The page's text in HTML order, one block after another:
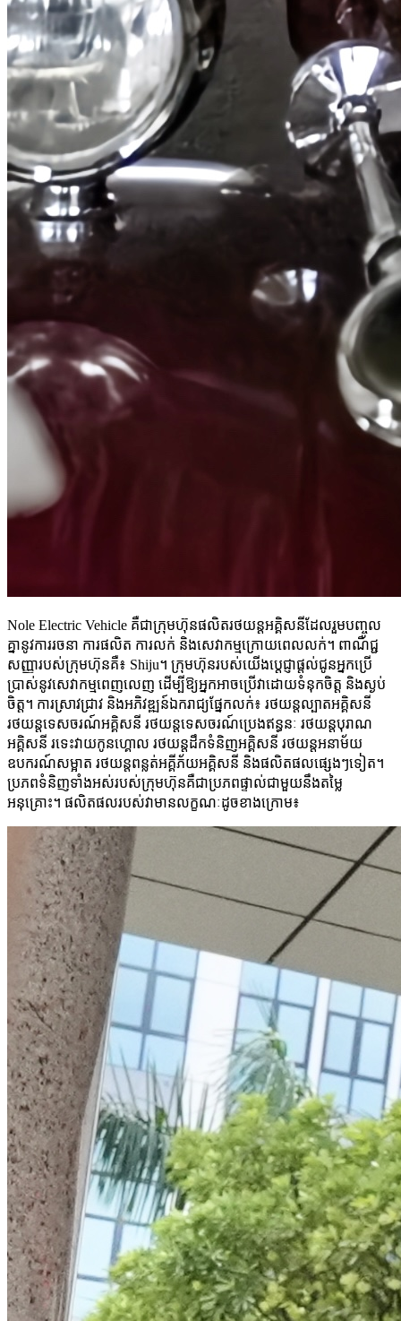
Nole Electric Vehicle គឺជាក្រុមហ៊ុនផលិតរថយន្តអគ្គិសនីដែលរួមបញ្ចូល
គ្នានូវការរចនា ការផលិត ការលក់ និងសេវាកម្មក្រោយពេលលក់។ ពាណិជ្ជ
សញ្ញារបស់ក្រុមហ៊ុនគឺ៖ Shiju។ ក្រុមហ៊ុនរបស់យើងប្តេជ្ញាផ្តល់ជូនអ្នកប្រើ
ប្រាស់នូវសេវាកម្មពេញលេញ ដើម្បីឱ្យអ្នកអាចប្រើវាដោយទំនុកចិត្ត និងស្ងប់
ចិត្ត។ ការស្រាវជ្រាវ និងអភិវឌ្ឍន៍ឯករាជ្យផ្នែកលក់៖ រថយន្តល្បាតអគ្គិសនី
រថយន្តទេសចរណ៍អគ្គិសនី រថយន្តទេសចរណ៍ប្រេងឥន្ធនៈ រថយន្តបុរាណ
អគ្គិសនី រទេះវាយកូនហ្គោល រថយន្តដឹកទំនិញអគ្គិសនី រថយន្តអនាម័យ
ឧបករណ៍សម្អាត រថយន្តពន្លត់អគ្គីភ័យអគ្គិសនី និងផលិតផលផ្សេងៗទៀត។
ប្រភពទំនិញទាំងអស់របស់ក្រុមហ៊ុនគឺជាប្រភពផ្ទាល់ជាមួយនឹងតម្លៃ
អនុគ្រោះ។ ផលិតផលរបស់វាមានលក្ខណៈដូចខាងក្រោម៖